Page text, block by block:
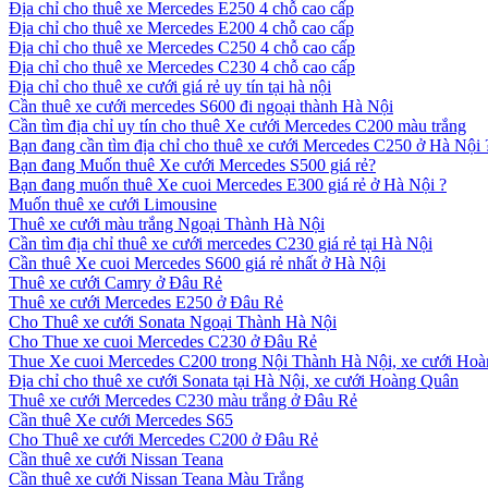
Địa chỉ cho thuê xe Mercedes E250 4 chỗ cao cấp
Địa chỉ cho thuê xe Mercedes E200 4 chỗ cao cấp
Địa chỉ cho thuê xe Mercedes C250 4 chỗ cao cấp
Địa chỉ cho thuê xe Mercedes C230 4 chỗ cao cấp
Địa chỉ cho thuê xe cưới giá rẻ uy tín tại hà nội
Cần thuê xe cưới mercedes S600 đi ngoại thành Hà Nội
Cần tìm địa chỉ uy tín cho thuê Xe cưới Mercedes C200 màu trắng
Bạn đang cần tìm địa chỉ cho thuê xe cưới Mercedes C250 ở Hà Nội
Bạn đang Muốn thuê Xe cưới Mercedes S500 giá rẻ?
Bạn đang muốn thuê Xe cuoi Mercedes E300 giá rẻ ở Hà Nội ?
Muốn thuê xe cưới Limousine
Thuê xe cưới màu trắng Ngoại Thành Hà Nội
Cần tìm địa chỉ thuê xe cưới mercedes C230 giá rẻ tại Hà Nội
Cần thuê Xe cuoi Mercedes S600 giá rẻ nhất ở Hà Nội
Thuê xe cưới Camry ở Đâu Rẻ
Thuê xe cưới Mercedes E250 ở Đâu Rẻ
Cho Thuê xe cưới Sonata Ngoại Thành Hà Nội
Cho Thue xe cuoi Mercedes C230 ở Đâu Rẻ
Thue Xe cuoi Mercedes C200 trong Nội Thành Hà Nội, xe cưới
Địa chỉ cho thuê xe cưới Sonata tại Hà Nội, xe cưới Hoàng Quân
Thuê xe cưới Mercedes C230 màu trắng ở Đâu Rẻ
Cần thuê Xe cưới Mercedes S65
Cho Thuê xe cưới Mercedes C200 ở Đâu Rẻ
Cần thuê xe cưới Nissan Teana
Cần thuê xe cưới Nissan Teana Màu Trắng